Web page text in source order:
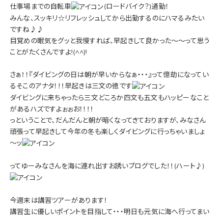
仕事場までの自転車
(ロードバイク？)通勤！
みんな、スッキリ☆リフレッシュしてから出勤するのにハマるみたい
ですね♪♪
目覚めの眠気をグッと我慢すれば、早起きして良かった～～って思う
ことがたくさんですよ!(^^)!
さぁ！！『ダイビングの日は朝が早いからなぁ・・・』って億劫になってい
るそこのアナタ！！！早起きは三文の徳です
ダイビングに来ちゃったら三文どころか四文も五文もハッピーなこと
があるハズですよぉぉお！！！！
っということで、だんだんと朝が暗くなってきておりますが、みなさん
頑張って早起きして今年の冬も楽しくダイビングに行っちゃいましょ
～ッ
ってゆーみなさんを海に連れ出すお誘いブログでした！！(ハート♪)
今週末は講習ツアーがあります！
講習生に優しいポイントを目指して・・・明日も元気に海へ行ってまい